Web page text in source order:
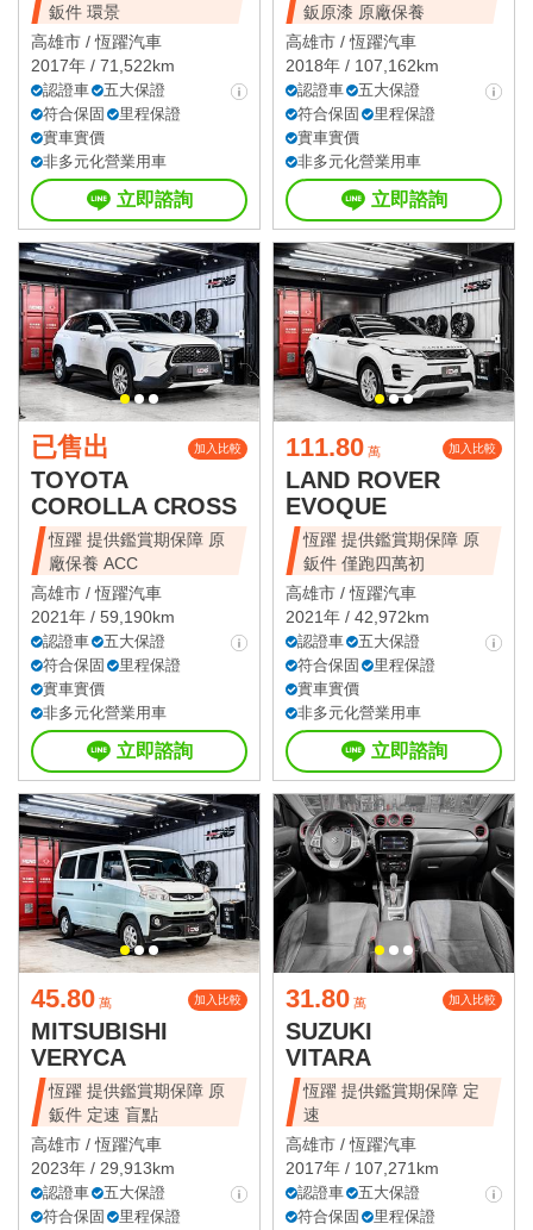
鈑件 環景
高雄市 /恆躍汽車
2017年 / 71,522km
認證車
五大保證
符合保固
里程保證
實車實價
非多元化營業用車
立即諮詢
鈑原漆 原廠保養
高雄市 /恆躍汽車
2018年 / 107,162km
認證車
五大保證
符合保固
里程保證
實車實價
非多元化營業用車
立即諮詢
已售出 加入比較
TOYOTA
COROLLA CROSS
恆躍 提供鑑賞期保障 原
廠保養 ACC
高雄市 /恆躍汽車
2021年 / 59,190km
認證車
五大保證
符合保固
里程保證
實車實價
非多元化營業用車
立即諮詢
111.80 萬 加入比較
LAND ROVER
EVOQUE
恆躍 提供鑑賞期保障 原
鈑件 僅跑四萬初
高雄市 /恆躍汽車
2021年 / 42,972km
認證車
五大保證
符合保固
里程保證
實車實價
非多元化營業用車
立即諮詢
45.80 萬 加入比較
MITSUBISHI
VERYCA
恆躍 提供鑑賞期保障 原
鈑件 定速 盲點
高雄市 /恆躍汽車
2023年 / 29,913km
認證車
五大保證
符合保固
里程保證
31.80 萬 加入比較
SUZUKI
VITARA
恆躍 提供鑑賞期保障 定
速
高雄市 /恆躍汽車
2017年 / 107,271km
認證車
五大保證
符合保固
里程保證